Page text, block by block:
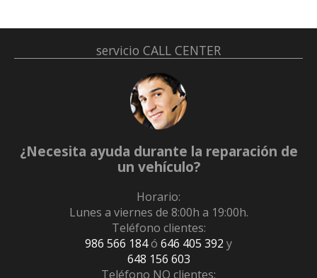
servicio CALL CENTER
¿Necesita ayuda durante la reparación de
un vehículo?
Horario:
Lunes a viernes de 8:00h a 19:00h.
Teléfono clientes:
986 566 184ó 646 405 392 y
648 156 603
Teléfono NO clientes: